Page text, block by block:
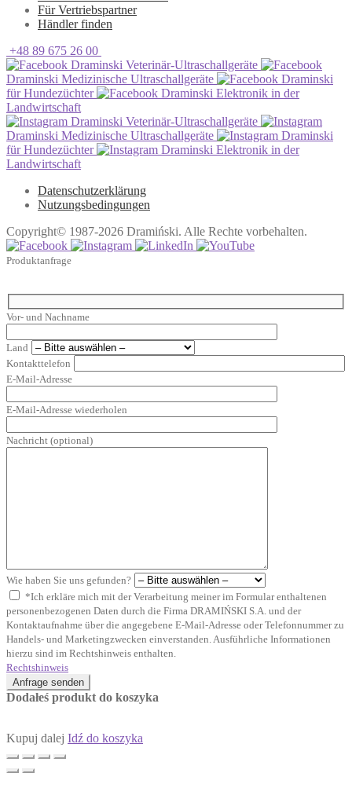
Für Vertriebspartner
Händler finden
+48 89 675 26 00
Draminski Veterinär-Ultraschallgeräte
Draminski Medizinische Ultraschallgeräte
Draminski
für Hundezüchter
Draminski Elektronik in der
Landwirtschaft
Draminski Veterinär-Ultraschallgeräte
Draminski Medizinische Ultraschallgeräte
Draminski
für Hundezüchter
Draminski Elektronik in der
Landwirtschaft
Datenschutzerklärung
Nutzungsbedingungen
Copyright© 1987-2026 Dramiński. Alle Rechte vorbehalten.
Produktanfrage
Vor- und Nachname
Land
Kontakttelefon
E-Mail-Adresse
E-Mail-Adresse wiederholen
Nachricht (optional)
Wie haben Sie uns gefunden?
*Ich erkläre mich mit der Verarbeitung meiner im Formular enthaltenen
personenbezogenen Daten durch die Firma DRAMIŃSKI S.A. und der
Kontaktaufnahme über die angegebene E-Mail-Adresse oder Telefonnummer zu
Handels- und Marketingzwecken einverstanden. Ausführliche Informationen
hierzu sind im Rechtshinweis enthalten.
Rechtshinweis
Anfrage senden
Dodałeś produkt do koszyka
Kupuj dalej Idź do koszyka